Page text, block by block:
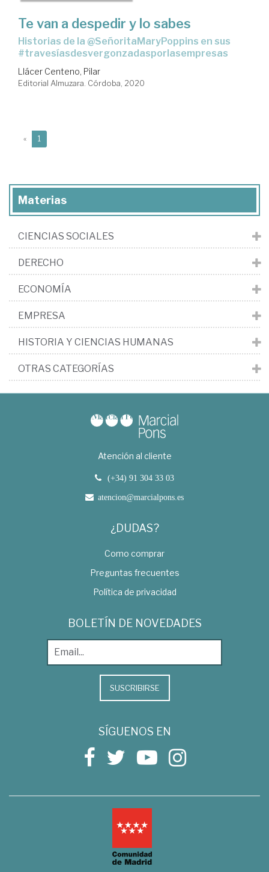
Te van a despedir y lo sabes
historias de la @SeñoritaMaryPoppins en sus
#travesíasdesvergonzadasporlasempresas
Llácer Centeno, Pilar
Editorial Almuzara. Córdoba, 2020
« 1
Materias
CIENCIAS SOCIALES
DERECHO
ECONOMÍA
EMPRESA
HISTORIA Y CIENCIAS HUMANAS
OTRAS CATEGORÍAS
Atención al cliente
(+34) 91 304 33 03
atencion@marcialpons.es
¿DUDAS?
Como comprar
Preguntas frecuentes
Política de privacidad
BOLETÍN DE NOVEDADES
SUSCRIBIRSE
SÍGUENOS EN